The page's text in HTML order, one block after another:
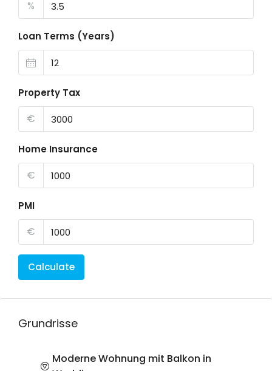
%
Loan Terms (Years)
Property Tax
€
Home Insurance
€
PMI
€
Calculate
Grundrisse
Moderne Wohnung mit Balkon in